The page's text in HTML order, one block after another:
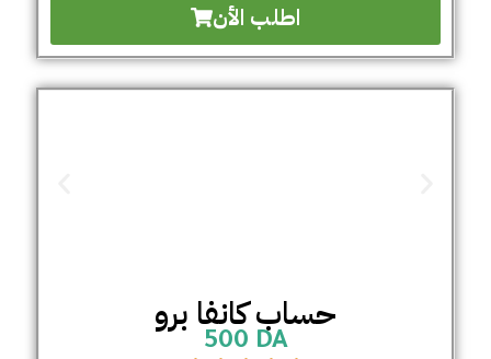
اطلب الأن
حساب كانفا برو
500 DA